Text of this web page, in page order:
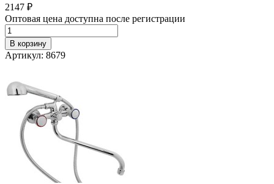
2147 ₽
Оптовая цена доступна после регистрации
В корзину
Артикул: 8679